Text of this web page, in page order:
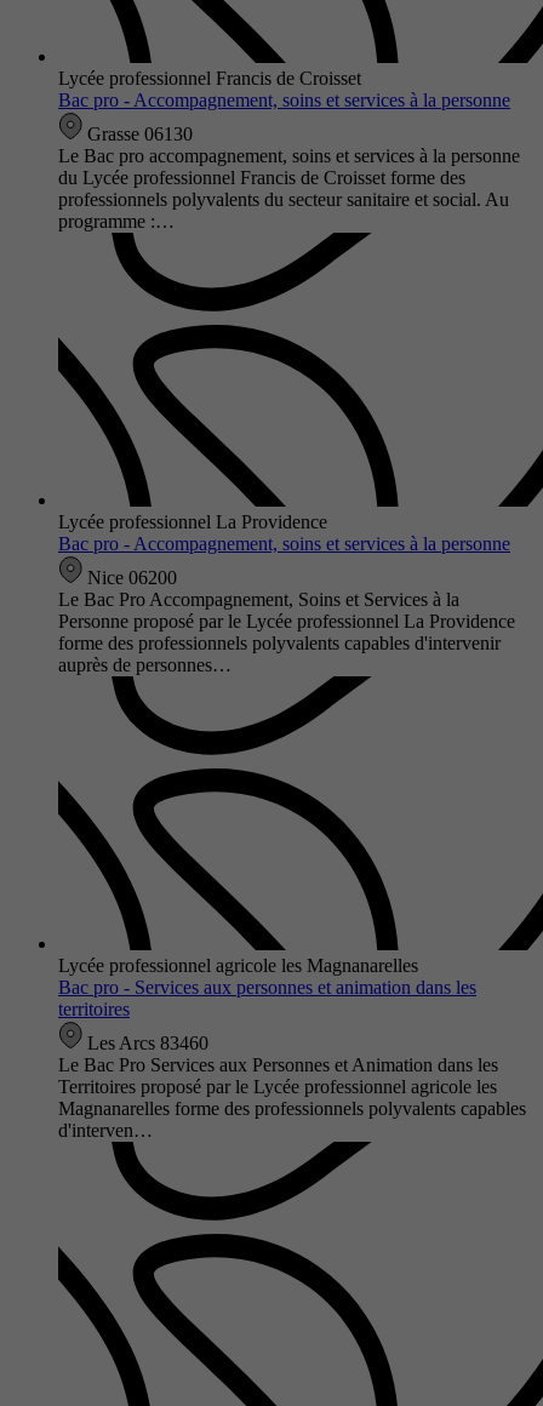
Lycée professionnel Francis de Croisset
Bac pro - Accompagnement, soins et services à la personne
Grasse 06130
Le Bac pro accompagnement, soins et services à la personne
du Lycée professionnel Francis de Croisset forme des
professionnels polyvalents du secteur sanitaire et social. Au
programme :…
Lycée professionnel La Providence
Bac pro - Accompagnement, soins et services à la personne
Nice 06200
Le Bac Pro Accompagnement, Soins et Services à la
Personne proposé par le Lycée professionnel La Providence
forme des professionnels polyvalents capables d'intervenir
auprès de personnes…
Lycée professionnel agricole les Magnanarelles
Bac pro - Services aux personnes et animation dans les
territoires
Les Arcs 83460
Le Bac Pro Services aux Personnes et Animation dans les
Territoires proposé par le Lycée professionnel agricole les
Magnanarelles forme des professionnels polyvalents capables
d'interven…